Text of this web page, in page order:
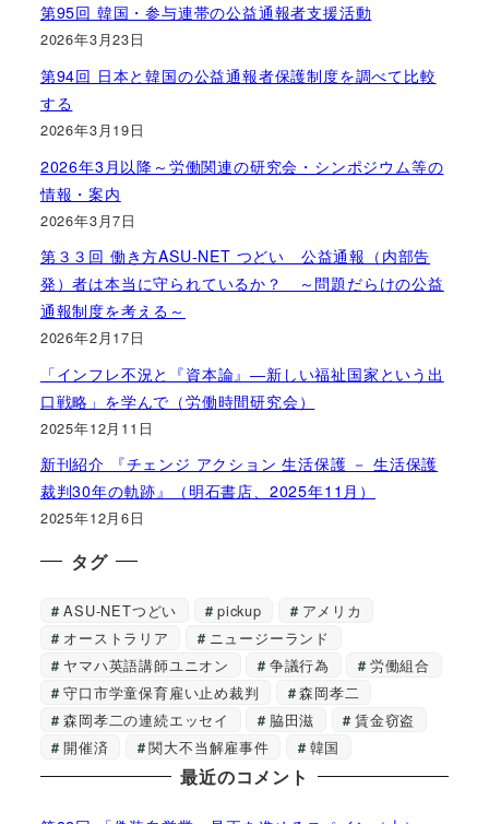
第95回 韓国・参与連帯の公益通報者支援活動
2026年3月23日
第94回 日本と韓国の公益通報者保護制度を調べて比較
する
2026年3月19日
2026年3月以降～労働関連の研究会・シンポジウム等の
情報・案内
2026年3月7日
第３３回 働き方ASU-NET つどい 公益通報（内部告
発）者は本当に守られているか？ ～問題だらけの公益
通報制度を考える～
2026年2月17日
「インフレ不況と『資本論』―新しい福祉国家という出
口戦略」を学んで（労働時間研究会）
2025年12月11日
新刊紹介 『チェンジ アクション 生活保護 － 生活保護
裁判30年の軌跡』（明石書店、2025年11月）
2025年12月6日
タグ
ASU-NETつどい pickup
アメリカ
オーストラリア
ニュージーランド
ヤマハ英語講師ユニオン
争議行為
労働組合
守口市学童保育雇い止め裁判
森岡孝二
森岡孝二の連続エッセイ
脇田滋
賃金窃盗
開催済
関大不当解雇事件 韓国
最近のコメント